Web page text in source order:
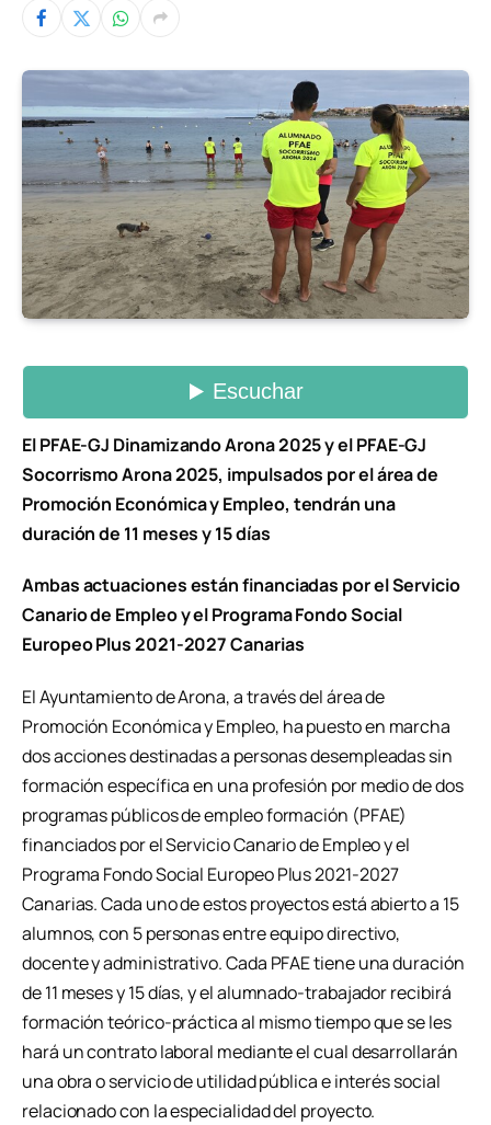
El PFAE-GJ Dinamizando Arona 2025 y el PFAE-GJ
Socorrismo Arona 2025, impulsados por el área de
Promoción Económica y Empleo, tendrán una
duración de 11 meses y 15 días
Ambas actuaciones están financiadas por el Servicio
Canario de Empleo y el Programa Fondo Social
Europeo Plus 2021-2027 Canarias
El Ayuntamiento de Arona, a través del área de
Promoción Económica y Empleo, ha puesto en marcha
dos acciones destinadas a personas desempleadas sin
formación específica en una profesión por medio de dos
programas públicos de empleo formación (PFAE)
financiados por el Servicio Canario de Empleo y el
Programa Fondo Social Europeo Plus 2021-2027
Canarias. Cada uno de estos proyectos está abierto a 15
alumnos, con 5 personas entre equipo directivo,
docente y administrativo. Cada PFAE tiene una duración
de 11 meses y 15 días, y el alumnado-trabajador recibirá
formación teórico-práctica al mismo tiempo que se les
hará un contrato laboral mediante el cual desarrollarán
una obra o servicio de utilidad pública e interés social
relacionado con la especialidad del proyecto.